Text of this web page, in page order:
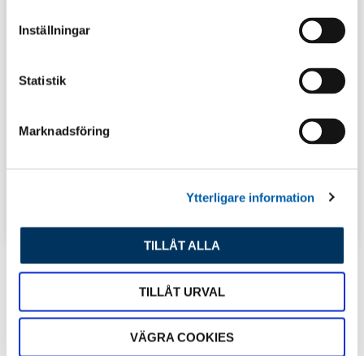
Inställningar
Statistik
Marknadsföring
Ytterligare information
TILLÅT ALLA
TILLÅT URVAL
VÄGRA COOKIES
Senaste inlägg